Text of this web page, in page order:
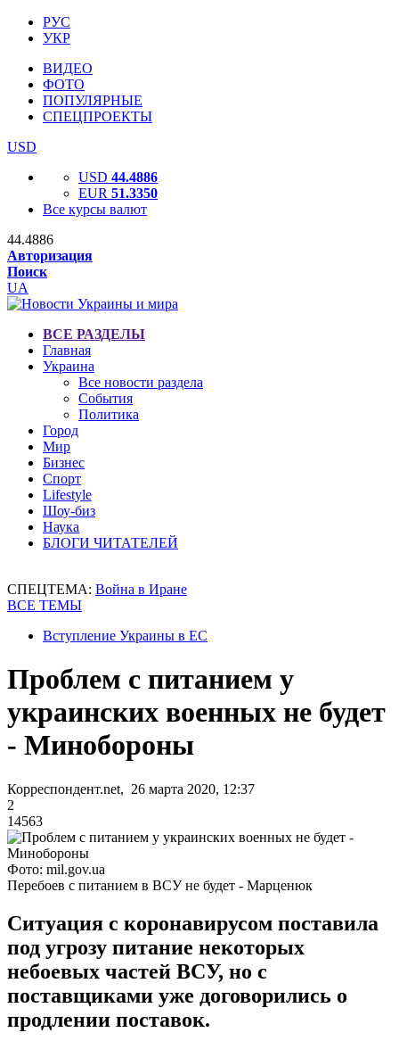
РУС
УКР
ВИДЕО
ФОТО
ПОПУЛЯРНЫЕ
СПЕЦПРОЕКТЫ
USD
USD 44.4886
EUR 51.3350
Все курсы валют
44.4886
Авторизация
Поиск
UA
ВСЕ РАЗДЕЛЫ
Главная
Украина
Все новости раздела
События
Политика
Город
Мир
Бизнес
Спорт
Lifestyle
Шоу-биз
Наука
БЛОГИ ЧИТАТЕЛЕЙ
СПЕЦТЕМА: Война в Иране
ВСЕ ТЕМЫ
Вступление Украины в ЕС
Проблем с питанием у
украинских военных не будет
- Минобороны
Корреспондент.net, 26 марта 2020, 12:37
2
14563
Фото: mil.gov.ua
Перебоев с питанием в ВСУ не будет - Марценюк
Ситуация с коронавирусом поставила
под угрозу питание некоторых
небоевых частей ВСУ, но с
поставщиками уже договорились о
продлении поставок.